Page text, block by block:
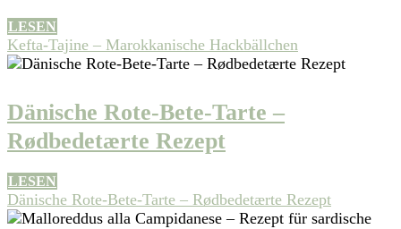
LESEN
Kefta-Tajine – Marokkanische Hackbällchen
Dänische Rote-Bete-Tarte –
Rødbedetærte Rezept
LESEN
Dänische Rote-Bete-Tarte – Rødbedetærte Rezept